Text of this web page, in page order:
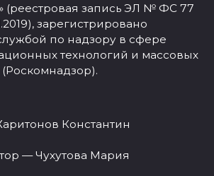
(реестровая запись ЭЛ № ФС 77
зарегистрировано
по надзору в сфере
технологий и массовых
Константин
— Чухутова Мария